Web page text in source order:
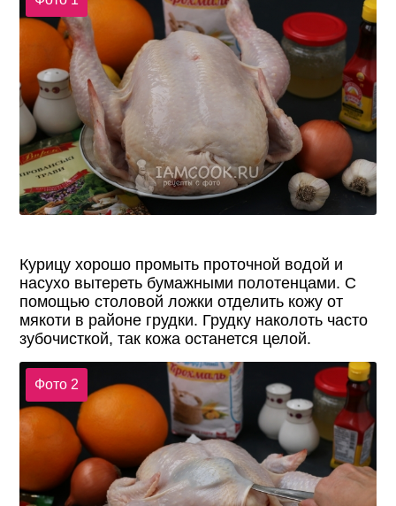
Курицу хорошо промыть проточной водой и
насухо вытереть бумажными полотенцами. С
помощью столовой ложки отделить кожу от
мякоти в районе грудки. Грудку наколоть часто
зубочисткой, так кожа останется целой.
Фото 2